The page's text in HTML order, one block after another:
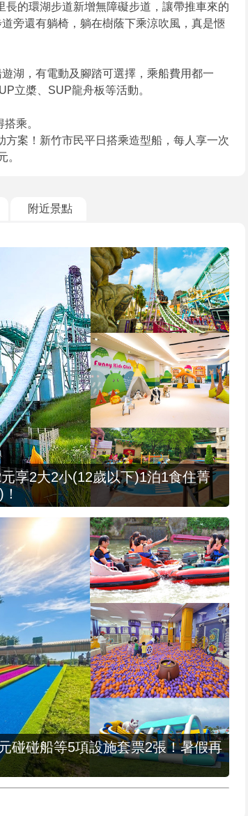
的環湖步道新增無障礙步道，讓帶推車來的
旁還有躺椅，躺在樹蔭下乘涼吹風，真是愜
湖，有電動及腳踏可選擇，乘船費用都一
立槳、SUP龍舟板等活動。
乘。
案！新竹市民平日搭乘造型船，每人享一次
。
附近景點
享2大2小(12歲以下)1泊1食住菁
碰碰船等5項設施套票2張！暑假再